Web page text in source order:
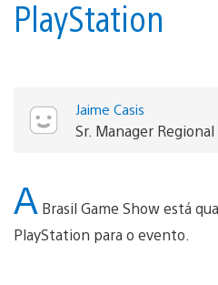
PlayStation
Jaime Casis
Sr. Manager
A Brasil Game Show está
PlayStation para o evento.